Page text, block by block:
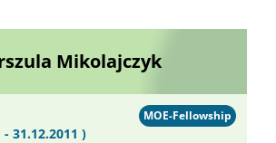
Mikolajczyk
- 31.12.2011 )
MOE-Fellowship